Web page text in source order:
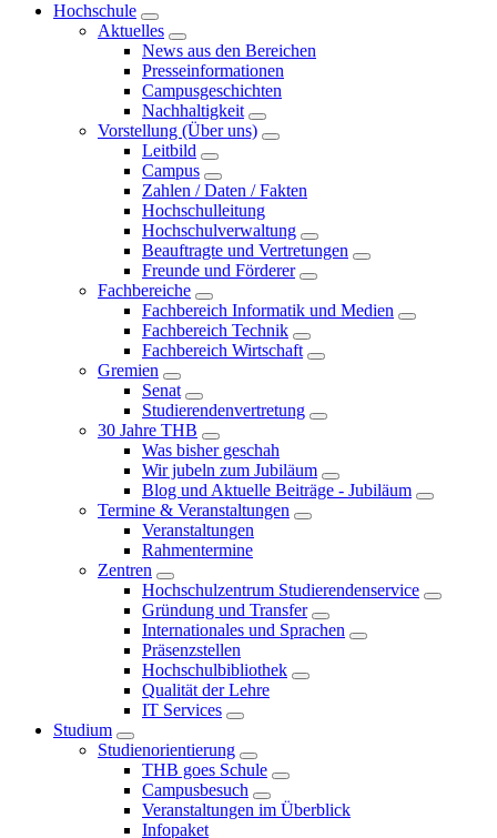
Hochschule
Aktuelles
News aus den Bereichen
Presseinformationen
Campusgeschichten
Nachhaltigkeit
Vorstellung (Über uns)
Leitbild
Campus
Zahlen / Daten / Fakten
Hochschulleitung
Hochschulverwaltung
Beauftragte und Vertretungen
Freunde und Förderer
Fachbereiche
Fachbereich Informatik und Medien
Fachbereich Technik
Fachbereich Wirtschaft
Gremien
Senat
Studierendenvertretung
30 Jahre THB
Was bisher geschah
Wir jubeln zum Jubiläum
Blog und Aktuelle Beiträge - Jubiläum
Termine & Veranstaltungen
Veranstaltungen
Rahmentermine
Zentren
Hochschulzentrum Studierendenservice
Gründung und Transfer
Internationales und Sprachen
Präsenzstellen
Hochschulbibliothek
Qualität der Lehre
IT Services
Studium
Studienorientierung
THB goes Schule
Campusbesuch
Veranstaltungen im Überblick
Infopaket